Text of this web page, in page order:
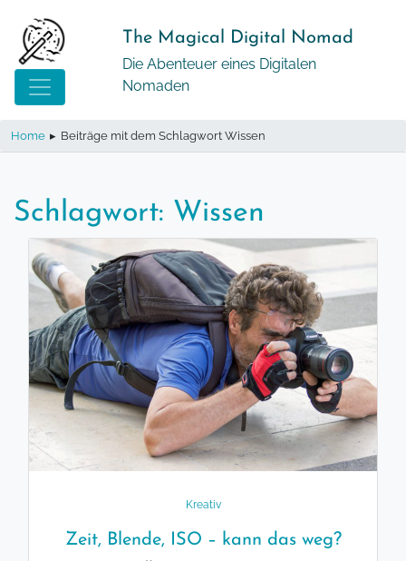
zum
Inhalt
The Magical Digital Nomad
Die Abenteuer eines Digitalen
Nomaden
Home ▸ Beiträge mit dem Schlagwort Wissen
Schlagwort: Wissen
Kreativ
Zeit, Blende, ISO – kann das weg?